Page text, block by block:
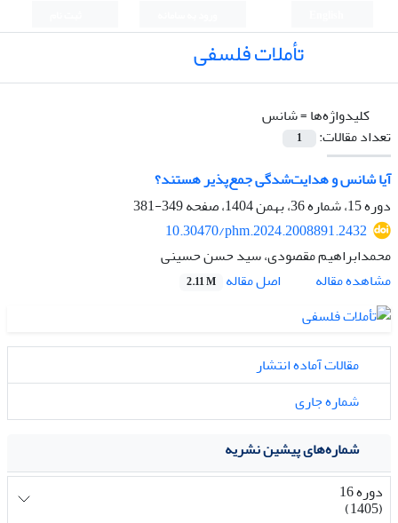
تأملات فلسفی
کلیدواژه‌ها =شانس
تعداد مقالات:
1
آیا شانس و هدایت‌شدگی جمع‌پذیر هستند؟
دوره 15، شماره 36، بهمن 1404، صفحه
349-381
10.30470/phm.2024.2008891.2432
محمدابراهیم مقصودی، سید حسن حسینی
مشاهده مقاله
اصل مقاله 2.11 M
مقالات آماده انتشار
شماره جاری
شماره‌های پیشین نشریه
دوره 16
(1405)